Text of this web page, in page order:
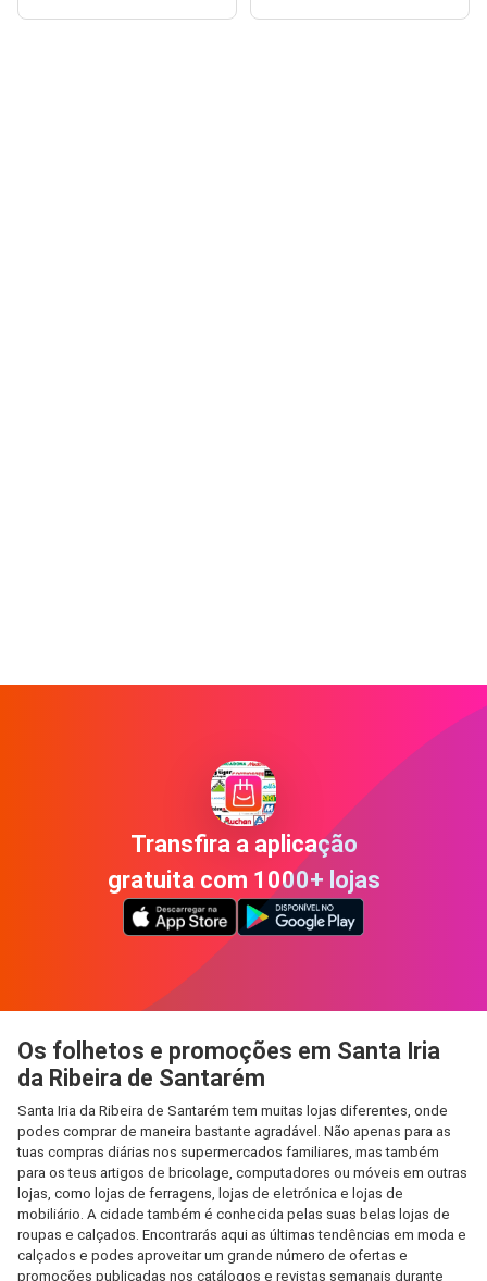
Transfira a aplicação
gratuita com 1000+ lojas
Os folhetos e promoções em Santa Iria
da Ribeira de Santarém
Santa Iria da Ribeira de Santarém tem muitas lojas diferentes, onde
podes comprar de maneira bastante agradável. Não apenas para as
tuas compras diárias nos supermercados familiares, mas também
para os teus artigos de bricolage, computadores ou móveis em outras
lojas, como lojas de ferragens, lojas de eletrónica e lojas de
mobiliário. A cidade também é conhecida pelas suas belas lojas de
roupas e calçados. Encontrarás aqui as últimas tendências em moda e
calçados e podes aproveitar um grande número de ofertas e
promoções publicadas nos catálogos e revistas semanais durante